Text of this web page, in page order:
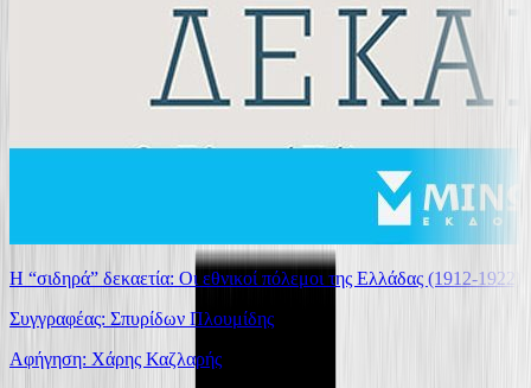
Η “σιδηρά” δεκαετία: Οι εθνικοί πόλεμοι της Ελλάδας (1912-1922)
Συγγραφέας: Σπυρίδων Πλουμίδης
Αφήγηση: Χάρης Καζλαρής